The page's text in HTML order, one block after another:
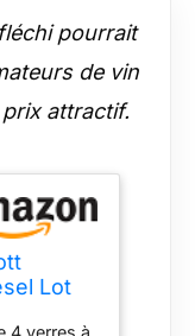
l'un
en
Syrah,
pourrait
de vin
prix attractif.
Lot
4 verres à